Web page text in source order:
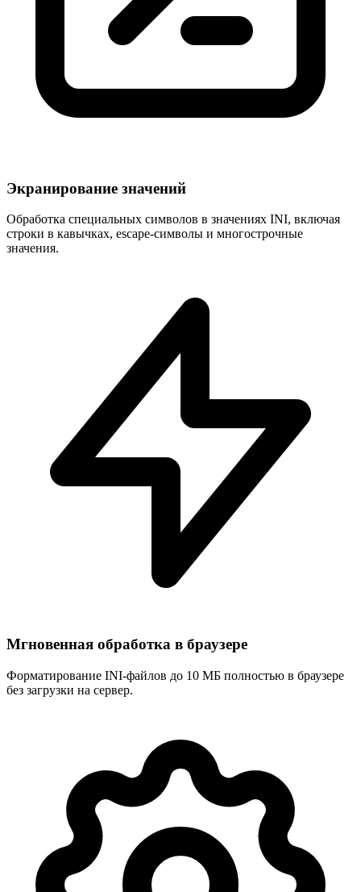
Экранирование значений
Обработка специальных символов в значениях INI, включая
строки в кавычках, escape-символы и многострочные
значения.
Мгновенная обработка в браузере
Форматирование INI-файлов до 10 МБ полностью в браузере
без загрузки на сервер.